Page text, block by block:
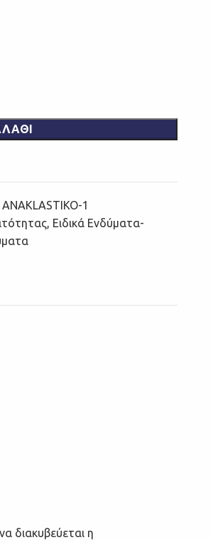
1
, Ειδικά Ενδύματα-
διακυβεύεται η